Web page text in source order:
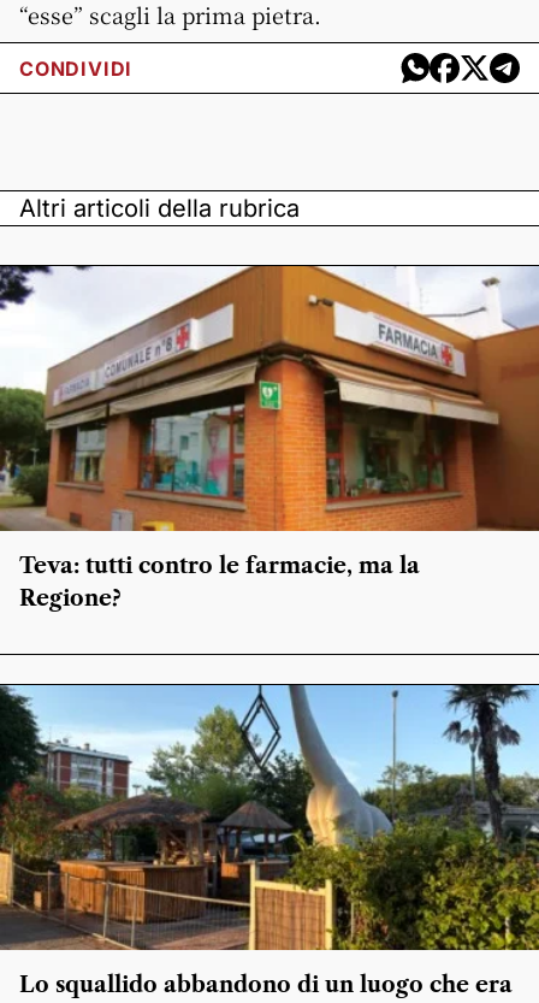
“esse” scagli la prima pietra.
CONDIVIDI
Altri articoli della rubrica
Teva: tutti contro le farmacie, ma la
Regione?
Lo squallido abbandono di un luogo che era